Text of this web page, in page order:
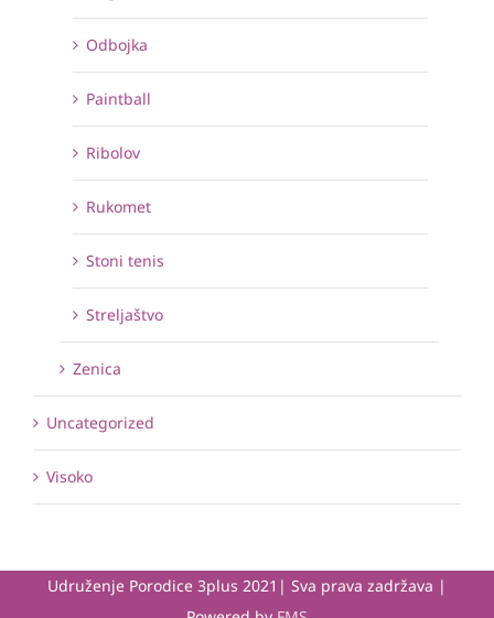
Odbojka
Paintball
Ribolov
Rukomet
Stoni tenis
Streljaštvo
Zenica
Uncategorized
Visoko
Udruženje Porodice 3plus 2021| Sva prava zadržava |